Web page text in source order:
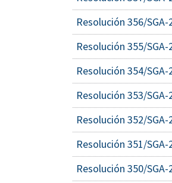
Resolución 356/
Resolución 355/
Resolución 354/
Resolución 353/
Resolución 352/
Resolución 351/
Resolución 350/